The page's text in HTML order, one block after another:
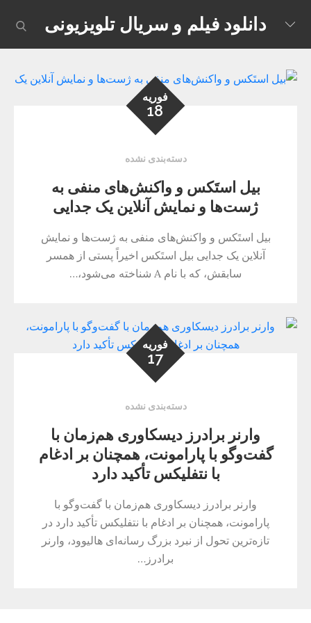
content
دانلود فیلم و سریال تلویزیونی
فوریه
18
دسته‌بندی نشده
بیل استَکس و واکنش‌های منفی به
ژست‌ها و نمایش آنلاین یک جدایی
بیل استَکس و واکنش‌های منفی به ژست‌ها و نمایش
آنلاین یک جدایی بیل استَکس اخیراً پستی از همسر
سابقش، که با نام A شناخته می‌شود،…
فوریه
17
دسته‌بندی نشده
وارنر برادرز دیسکاوری هم‌زمان با
گفت‌وگو با پارامونت، همچنان بر ادغام
با نتفلیکس تأکید دارد
وارنر برادرز دیسکاوری هم‌زمان با گفت‌وگو با
پارامونت، همچنان بر ادغام با نتفلیکس تأکید دارد در
تازه‌ترین تحول از نبرد بزرگ رسانه‌ای هالیوود، وارنر
برادرز…